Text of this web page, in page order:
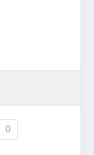
0